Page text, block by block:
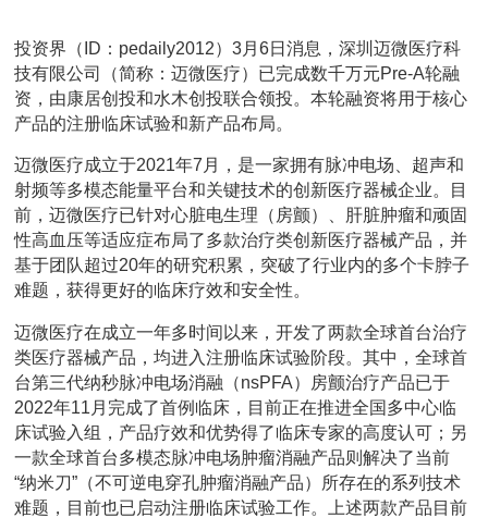
投资界（ID：pedaily2012）3月6日消息，深圳迈微医疗科
技有限公司（简称：迈微医疗）已完成数千万元Pre-A轮融
资，由康居创投和水木创投联合领投。本轮融资将用于核心
产品的注册临床试验和新产品布局。
迈微医疗成立于2021年7月，是一家拥有脉冲电场、超声和
射频等多模态能量平台和关键技术的创新医疗器械企业。目
前，迈微医疗已针对心脏电生理（房颤）、肝脏肿瘤和顽固
性高血压等适应症布局了多款治疗类创新医疗器械产品，并
基于团队超过20年的研究积累，突破了行业内的多个卡脖子
难题，获得更好的临床疗效和安全性。
迈微医疗在成立一年多时间以来，开发了两款全球首台治疗
类医疗器械产品，均进入注册临床试验阶段。其中，全球首
台第三代纳秒脉冲电场消融（nsPFA）房颤治疗产品已于
2022年11月完成了首例临床，目前正在推进全国多中心临
床试验入组，产品疗效和优势得了临床专家的高度认可；另
一款全球首台多模态脉冲电场肿瘤消融产品则解决了当前
“纳米刀”（不可逆电穿孔肿瘤消融产品）所存在的系列技术
难题，目前也已启动注册临床试验工作。上述两款产品目前